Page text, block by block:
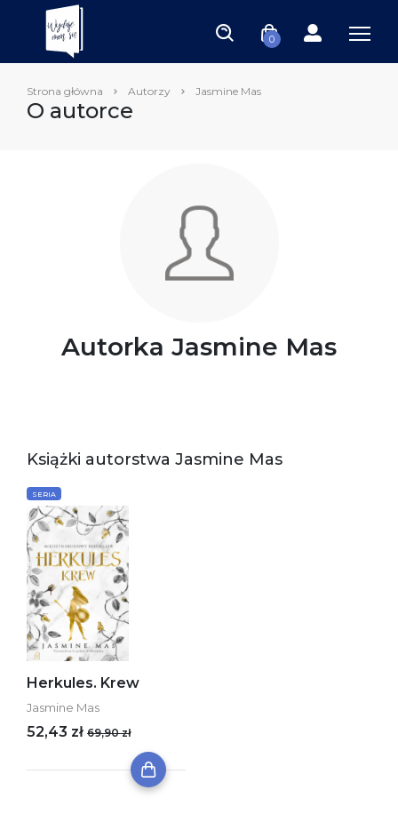
0
Strona główna Autorzy Jasmine Mas
O autorce
Autorka Jasmine Mas
Książki autorstwa Jasmine Mas
SERIA
Herkules. Krew
Jasmine Mas
52,43 zł 69,90 zł